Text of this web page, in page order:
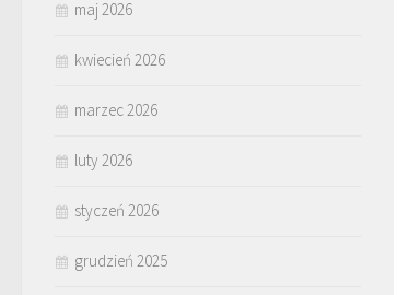
maj 2026
kwiecień 2026
marzec 2026
luty 2026
styczeń 2026
grudzień 2025